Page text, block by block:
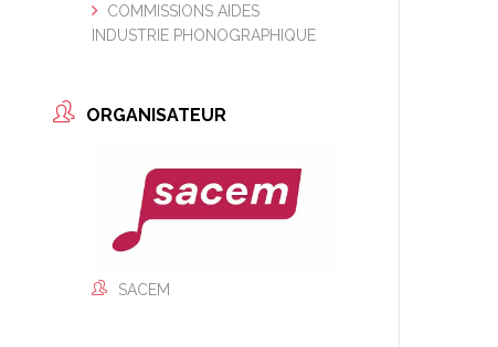
COMMISSIONS AIDES
INDUSTRIE PHONOGRAPHIQUE
ORGANISATEUR
SACEM